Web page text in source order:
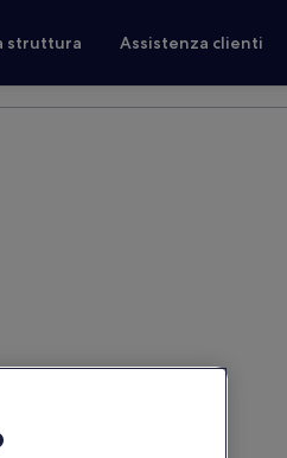
struttura Assistenza clienti